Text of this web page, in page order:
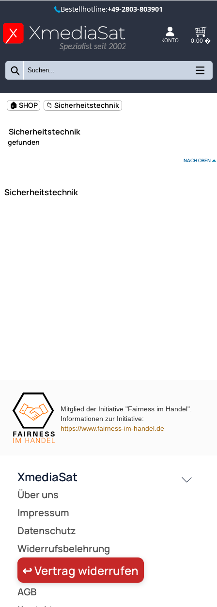
Bestellhotline:+49-2803-803901
Spezialist seit 2002
Sicherheitstechnik
Mitglied der Initiative "Fairness im Handel".
Informationen zur Initiative:
https://www.fairness-im-handel.de
AGB
Kontakt
Service
Preisliste
Versandkosten
Zahlungsarten
Unsere Leistungen